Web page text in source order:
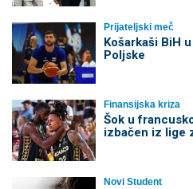
Prijateljski meč
Košarkaši BiH
Poljske
Finansijska kriza
Šok u
izbačen iz lige
Novi Student